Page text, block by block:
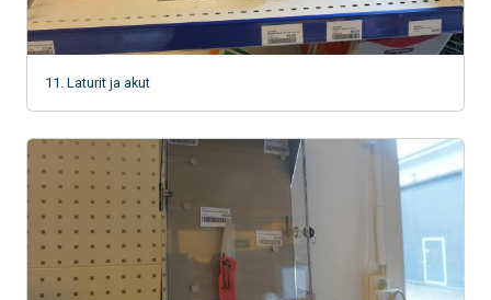
11. Laturit ja akut